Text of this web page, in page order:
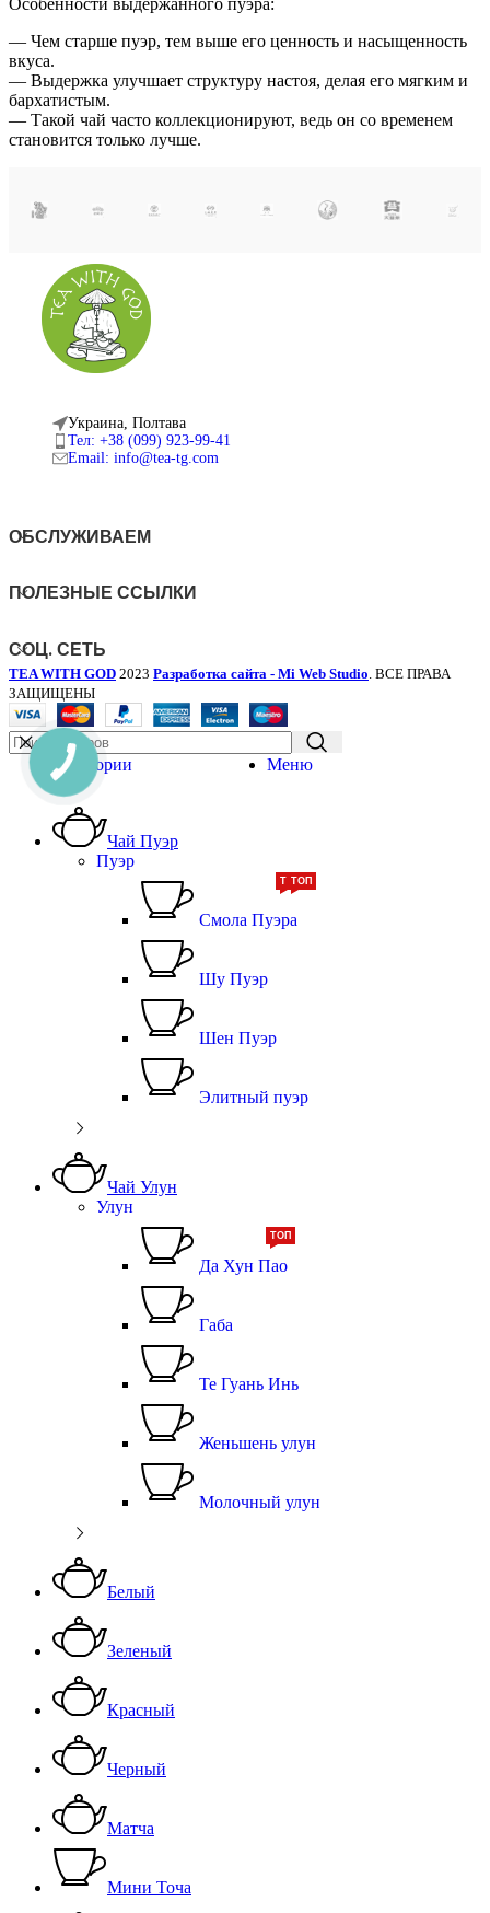
Особенности выдержанного пуэра:
— Чем старше пуэр, тем выше его ценность и насыщенность
вкуса.
— Выдержка улучшает структуру настоя, делая его мягким и
бархатистым.
— Такой чай часто коллекционируют, ведь он со временем
становится только лучше.
Украина, Полтава
Тел: +38 (099) 923-99-41
Email: info@tea-tg.com
ОБСЛУЖИВАЕМ
ПОЛЕЗНЫЕ ССЫЛКИ
СОЦ. СЕТЬ
TEA WITH GOD 2023 Разработка сайта - Mi Web Studio. ВСЕ ПРАВА
ЗАЩИЩЕНЫ
Меню
Категории
Чай Пуэр
Пуэр
Смола Пуэра
ТОП
Шу Пуэр
Шен Пуэр
Элитный пуэр
ТОП
Чай Улун
Улун
Да Хун Пао
ТОП
Габа
Те Гуань Инь
Женьшень улун
Молочный улун
Белый
Зеленый
Красный
Черный
Матча
Мини Точа